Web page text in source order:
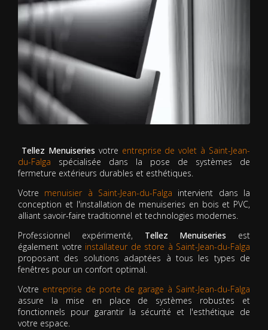
Tellez Menuiseries votre entreprise de volet à Saint-Jean-
du-Falga spécialisée dans la pose de systèmes de
fermeture extérieurs durables et esthétiques.
Votre menuisier à Saint-Jean-du-Falga intervient dans la
conception et l'installation de menuiseries en bois et PVC,
alliant savoir-faire traditionnel et technologies modernes.
Professionnel expérimenté, Tellez Menuiseries est
également votre installateur de store à Saint-Jean-du-Falga
proposant des solutions adaptées à tous les types de
fenêtres pour un confort optimal.
Votre entreprise de porte de garage à Saint-Jean-du-Falga
assure la mise en place de systèmes robustes et
fonctionnels pour garantir la sécurité et l'esthétique de
votre espace.